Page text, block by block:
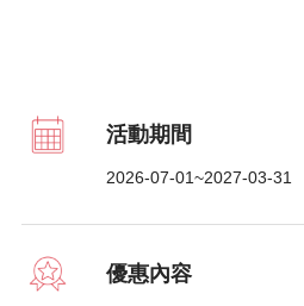
活動期間
2026-07-01~2027-03-31
優惠內容